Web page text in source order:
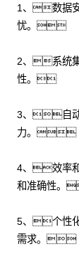
1、数据
忧。
2、系统
性。
3、自动
力。
4、效率
和准确性
5、个性
需求。